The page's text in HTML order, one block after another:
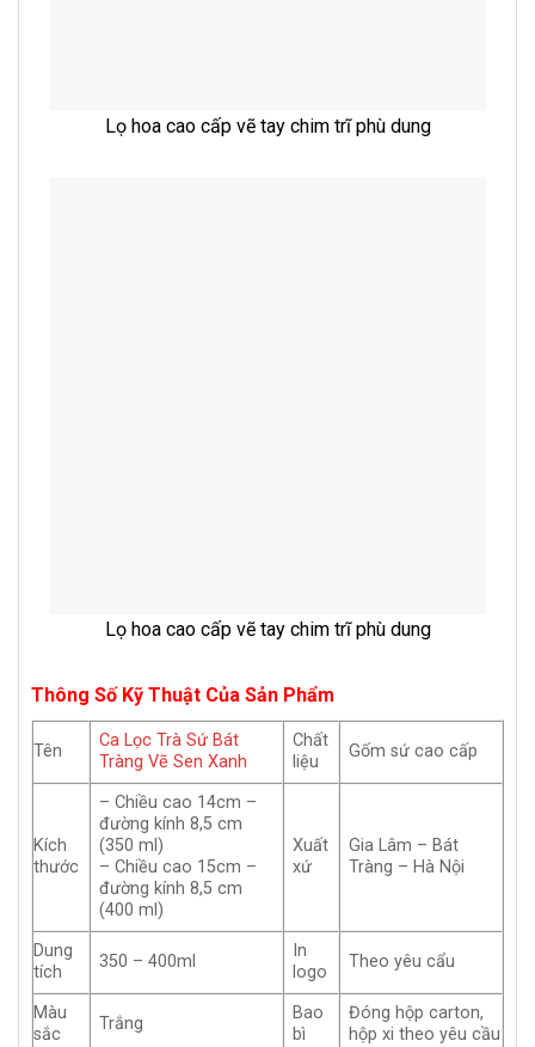
Lọ hoa cao cấp vẽ tay chim trĩ phù dung
Lọ hoa cao cấp vẽ tay chim trĩ phù dung
Thông Số Kỹ Thuật Của Sản Phẩm
Tên
Ca Lọc Trà Sứ Bát
Tràng Vẽ Sen Xanh
Chất
liệu
Gốm sứ cao cấp
Kích
thước
– Chiều cao 14cm –
đường kính 8,5 cm
(350 ml)
– Chiều cao 15cm –
đường kính 8,5 cm
(400 ml)
Xuất
xứ
Gia Lâm – Bát
Tràng – Hà Nội
Dung
tích
350 – 400ml
In
logo
Theo yêu cẩu
Màu
sắc
Trắng
Bao
bì
Đóng hộp carton,
hộp xi theo yêu cầu